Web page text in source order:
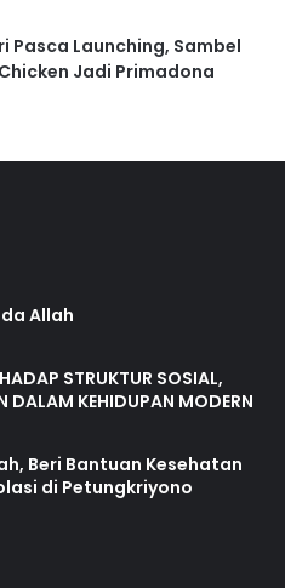
Pasca Launching, Sambel
Jadi Primadona
Allah
STRUKTUR SOSIAL,
DALAM KEHIDUPAN MODERN
Beri Bantuan Kesehatan
di Petungkriyono